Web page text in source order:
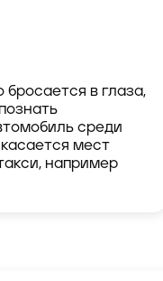
в глаза,
среди
мест
например